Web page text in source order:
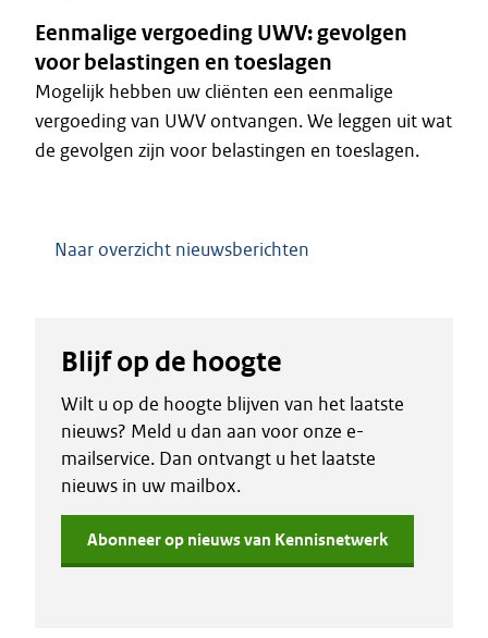
Eenmalige vergoeding UWV: gevolgen
voor belastingen en toeslagen
Mogelijk hebben uw cliënten een eenmalige
vergoeding van UWV ontvangen. We leggen uit wat
de gevolgen zijn voor belastingen en toeslagen.
Naar overzicht nieuwsberichten
Blijf op de hoogte
Wilt u op de hoogte blijven van het laatste
nieuws? Meld u dan aan voor onze e-
mailservice. Dan ontvangt u het laatste
nieuws in uw mailbox.
Abonneer op nieuws van Kennisnetwerk